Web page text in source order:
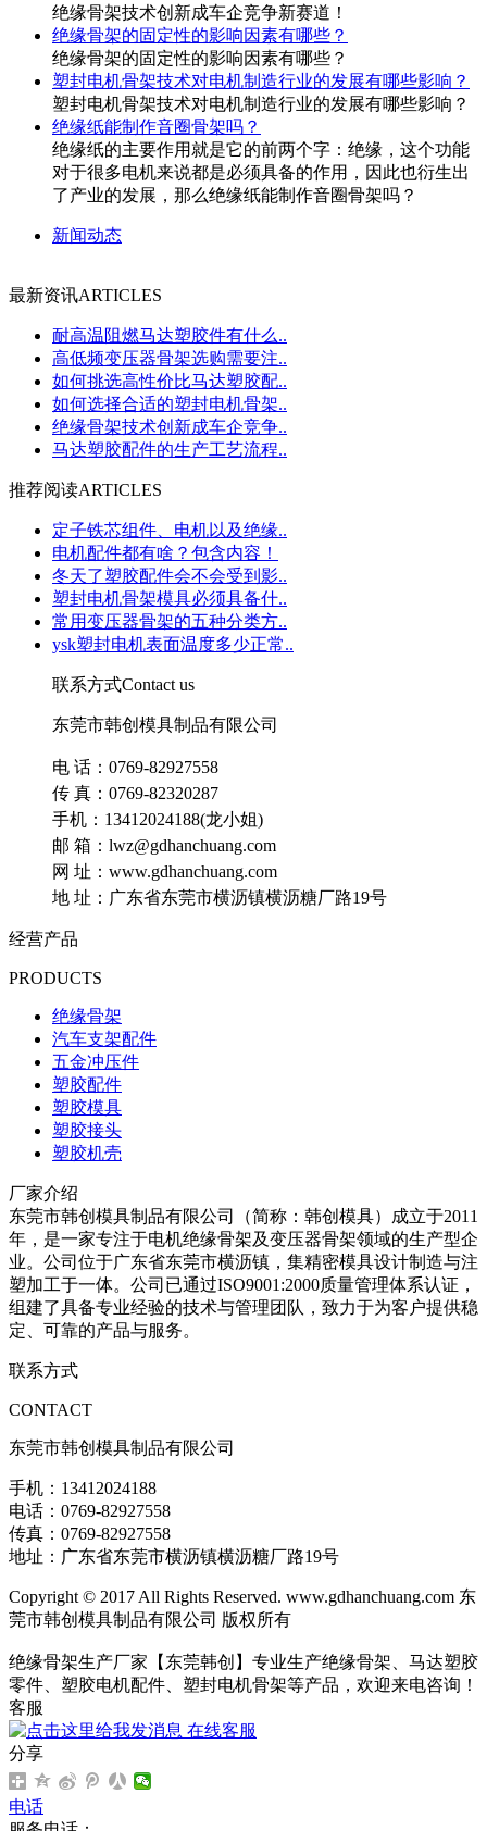
绝缘骨架技术创新成车企竞争新赛道！
绝缘骨架的固定性的影响因素有哪些？
绝缘骨架的固定性的影响因素有哪些？
塑封电机骨架技术对电机制造行业的发展有哪些影响？
塑封电机骨架技术对电机制造行业的发展有哪些影响？
绝缘纸能制作音圈骨架吗？
绝缘纸的主要作用就是它的前两个字：绝缘，这个功能
对于很多电机来说都是必须具备的作用，因此也衍生出
了产业的发展，那么绝缘纸能制作音圈骨架吗？
新闻动态
最新资讯ARTICLES
耐高温阻燃马达塑胶件有什么..
高低频变压器骨架选购需要注..
如何挑选高性价比马达塑胶配..
如何选择合适的塑封电机骨架..
绝缘骨架技术创新成车企竞争..
马达塑胶配件的生产工艺流程..
推荐阅读ARTICLES
定子铁芯组件、电机以及绝缘..
电机配件都有啥？包含内容！
冬天了塑胶配件会不会受到影..
塑封电机骨架模具必须具备什..
常用变压器骨架的五种分类方..
ysk塑封电机表面温度多少正常..
联系方式Contact us
东莞市韩创模具制品有限公司
电 话：0769-82927558
传 真：0769-82320287
手机：13412024188(龙小姐)
邮 箱：lwz@gdhanchuang.com
网 址：www.gdhanchuang.com
地 址：广东省东莞市横沥镇横沥糖厂路19号
经营产品
PRODUCTS
绝缘骨架
汽车支架配件
五金冲压件
塑胶配件
塑胶模具
塑胶接头
塑胶机壳
厂家介绍
东莞市韩创模具制品有限公司（简称：韩创模具）成立于2011
年，是一家专注于电机绝缘骨架及变压器骨架领域的生产型企
业。公司位于广东省东莞市横沥镇，集精密模具设计制造与注
塑加工于一体。公司已通过ISO9001:2000质量管理体系认证，
组建了具备专业经验的技术与管理团队，致力于为客户提供稳
定、可靠的产品与服务。
联系方式
CONTACT
东莞市韩创模具制品有限公司
手机：13412024188
电话：0769-82927558
传真：0769-82927558
地址：广东省东莞市横沥镇横沥糖厂路19号
Copyright © 2017 All Rights Reserved. www.gdhanchuang.com 东
莞市韩创模具制品有限公司 版权所有
绝缘骨架生产厂家【东莞韩创】专业生产绝缘骨架、马达塑胶
零件、塑胶电机配件、塑封电机骨架等产品，欢迎来电咨询！
客服
在线客服
分享
电话